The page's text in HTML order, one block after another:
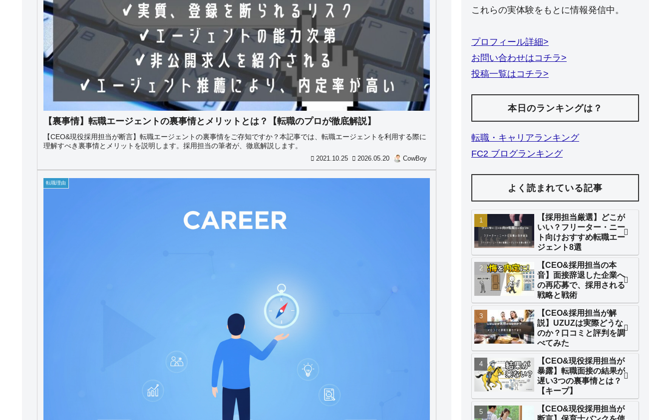
【裏事情】転職エージェントの裏事情とメリットとは？【転職のプロが徹底解説】
【CEO&現役採用担当が断言】転職エージェントの裏事情をご存知ですか？本記事では、転職エージェントを利用する際に
理解すべき裏事情とメリットを説明します。採用担当の筆者が、徹底解説します。
2021.10.25 2026.05.20 CowBoy
転職理由
これらの実体験をもとに情報発信中。
プロフィール詳細>
お問い合わせはコチラ>
投稿一覧はコチラ>
本日のランキングは？
転職・キャリアランキング
FC2 ブログランキング
よく読まれている記事
【採用担当厳選】どこが
いい？フリーター・ニー
ト向けおすすめ転職エー
ジェント8選
【CEO&採用担当の本
音】面接辞退した企業へ
の再応募で、採用される
戦略と戦術
【CEO&採用担当が解
説】UZUZは実際どうな
のか？口コミと評判を調
べてみた
【CEO&現役採用担当が
暴露】転職面接の結果が
遅い3つの裏事情とは？
【キープ】
【CEO&現役採用担当が